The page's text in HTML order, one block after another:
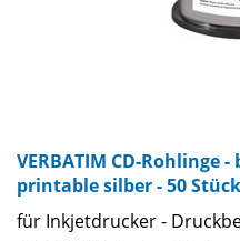
VERBATIM CD-Rohlinge
printable silber - 50
für Inkjetdrucker -